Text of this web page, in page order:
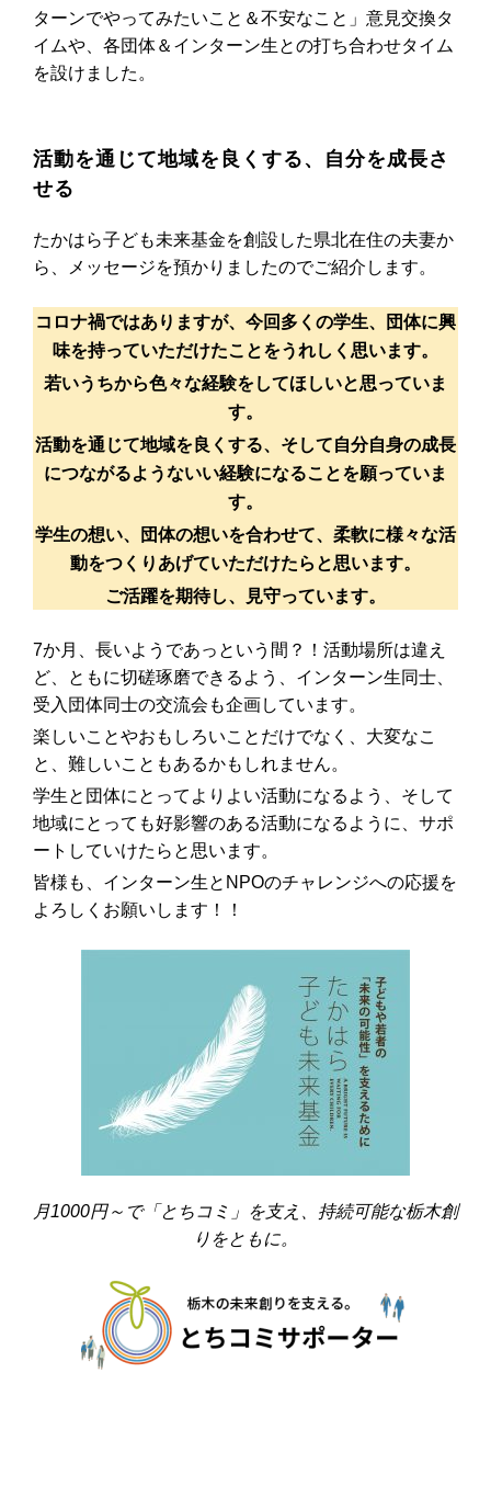
ターンでやってみたいこと＆不安なこと」意見交換タ
イムや、各団体＆インターン生との打ち合わせタイム
を設けました。
活動を通じて地域を良くする、自分を成長さ
せる
たかはら子ども未来基金を創設した県北在住の夫妻か
ら、メッセージを預かりましたのでご紹介します。
コロナ禍ではありますが、今回多くの学生、団体に興
味を持っていただけたことをうれしく思います。
若いうちから色々な経験をしてほしいと思っていま
す。
活動を通じて地域を良くする、そして自分自身の成長
につながるようないい経験になることを願っていま
す。
学生の想い、団体の想いを合わせて、柔軟に様々な活
動をつくりあげていただけたらと思います。
ご活躍を期待し、見守っています。
7か月、長いようであっという間？！活動場所は違え
ど、ともに切磋琢磨できるよう、インターン生同士、
受入団体同士の交流会も企画しています。
楽しいことやおもしろいことだけでなく、大変なこ
と、難しいこともあるかもしれません。
学生と団体にとってよりよい活動になるよう、そして
地域にとっても好影響のある活動になるように、サポ
ートしていけたらと思います。
皆様も、インターン生とNPOのチャレンジへの応援を
よろしくお願いします！！
月1000円～で「とちコミ」を支え、持続可能な栃木創
りをともに。